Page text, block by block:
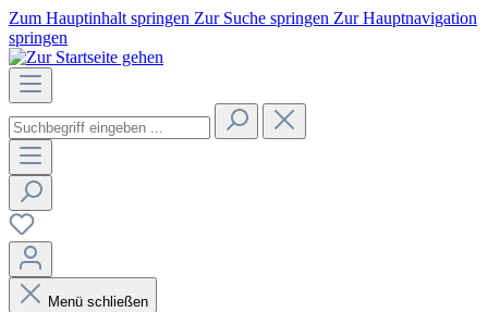
Zum Hauptinhalt springen Zur Suche springen Zur Hauptnavigation
springen
Menü schließen